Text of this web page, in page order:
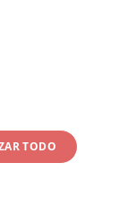
International
CROATIAN
SPANISH
TODO